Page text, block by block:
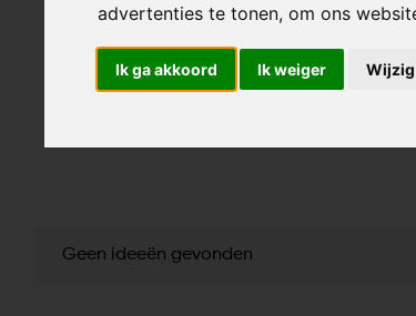
advertenties te tonen, om ons
Ik ga akkoord Ik weiger
Vind individuele cadeau-ideeën
Geen ideeën gevonden